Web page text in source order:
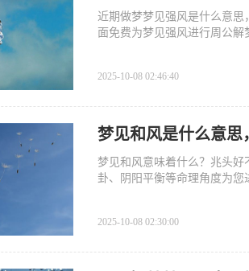
近期做梦梦见强风是什么意
面免费为梦见强风进行周公
2025-10-08 02:46:40
梦见和风是什么意
梦见和风意味着什么？兆头
卦、阴阳平衡等命理角度为
2025-10-08 02:30:00